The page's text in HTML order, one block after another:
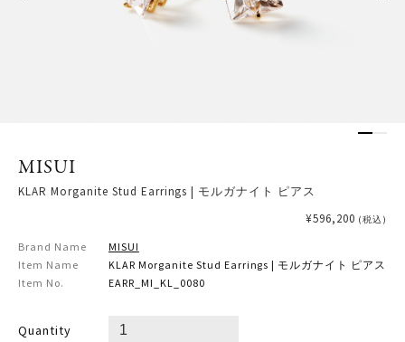
MISUI
KLAR Morganite Stud Earrings | モルガナイト ピアス
¥596,200 (税込)
Brand Name
MISUI
Item Name
KLAR Morganite Stud Earrings | モルガナイト ピアス
Item No.
EARR_MI_KL_0080
Quantity